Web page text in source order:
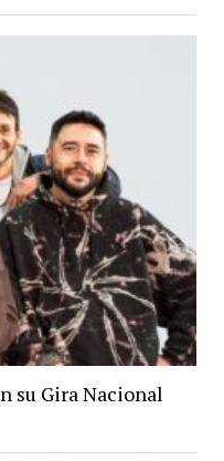
su Gira Nacional